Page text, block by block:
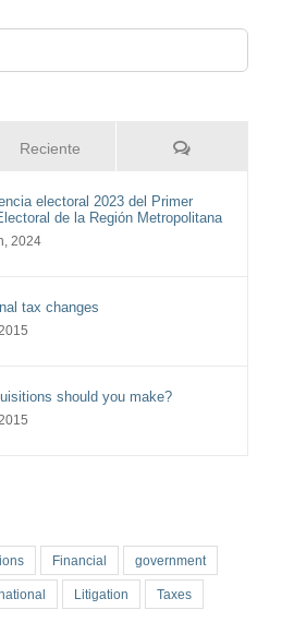
Reciente Comentarios
electoral 2023 del Primer
de la Región Metropolitana
2024
tax changes
should you make?
Financial government
Litigation Taxes